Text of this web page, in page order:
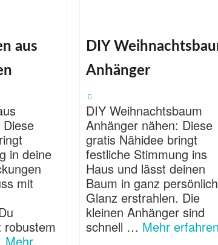
aus
in deine
mit
robustem
Mehr
DIY
Anhänger
DIY Weihnachtsbaum
Anhänger nähen: Diese
gratis Nähidee bringt
festliche Stimmung ins
Haus und lässt deinen
Baum in ganz
Glanz erstrahlen. Die
kleinen Anhänger sind
schnell … Mehr